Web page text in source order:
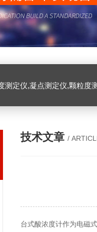
测定仪,凝点测定仪,颗粒度
技术文章 /
台式酸浓度计作为电磁